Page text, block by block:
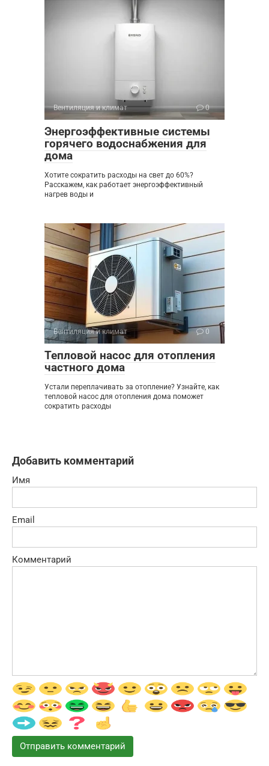
Вентиляция и климат 0
Энергоэффективные системы
горячего водоснабжения для
дома
Хотите сократить расходы на свет до 60%?
Расскажем, как работает энергоэффективный
нагрев воды и
Вентиляция и климат 0
Тепловой насос для отопления
частного дома
Устали переплачивать за отопление? Узнайте, как
тепловой насос для отопления дома поможет
сократить расходы
Добавить комментарий
Имя
Email
Комментарий